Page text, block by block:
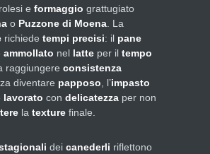
e formaggio grattugiato
o Puzzone di Moena . La
richiede tempi precisi: il pane
ammollato nel latte per il tempo
raggiungere consistenza
diventare papposo , l’impasto
lavorato con delicatezza per non
la texture finale.
dei canederli riflettono